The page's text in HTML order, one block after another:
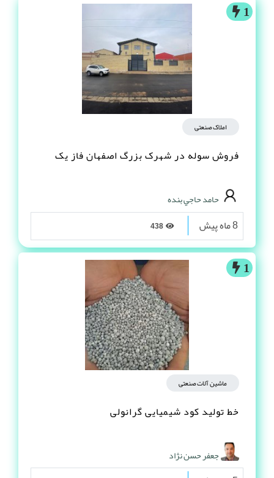
1
املاک صنعتی
فروش سوله در شهرک بزرگ اصفهان فاز یک
حامد حاجي بنده
8 ماه پیش
1
ماشین آلات صنعتی
خط تولید کود شیمیایی گرانولی
جعفر حسن نژاد